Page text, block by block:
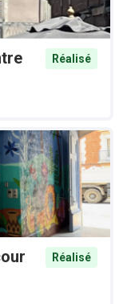
Réalisé
Réalisé